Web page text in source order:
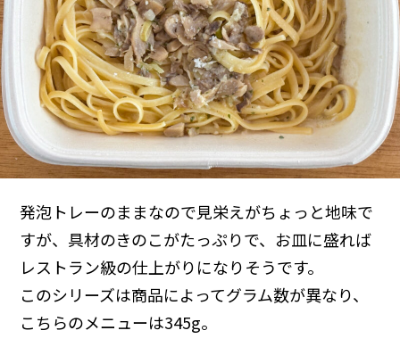
発泡トレーのままなので見栄えがちょっと地味で
すが、具材のきのこがたっぷりで、お皿に盛れば
レストラン級の仕上がりになりそうです。
このシリーズは商品によってグラム数が異なり、
こちらのメニューは345g。